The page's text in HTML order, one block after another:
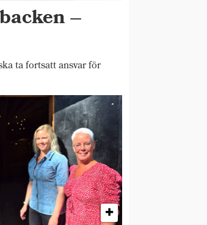
–
ta fortsatt ansvar för